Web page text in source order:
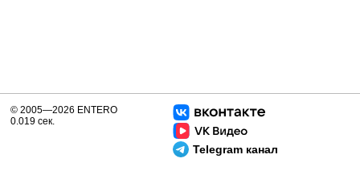
Telegram канал
© 2005—2026 ENTERO
0.019 сек.